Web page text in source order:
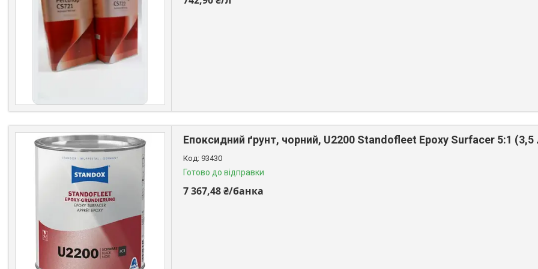
Епоксидний ґрунт, чорний, U2200 Standofleet Epoxy Surfacer 5:1 (3,5
93430
Готово до відправки
7 367,48 ₴/банка